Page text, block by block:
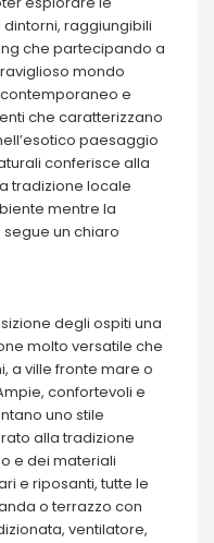
raggiungibili
che partecipando a
mondo
e
che caratterizzano
paesaggio
conferisce alla
tradizione locale
mentre la
un chiaro
degli ospiti una
molto versatile che
a ville fronte mare o
confortevoli e
uno stile
alla tradizione
e dei materiali
e riposanti, tutte le
o terrazzo con
ventilatore,